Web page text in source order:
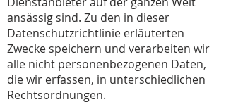
ansässig sind. Zu den in dieser
Datenschutzrichtlinie erläuterten
Zwecke speichern und verarbeiten wir
alle nicht personenbezogenen Daten,
die wir erfassen, in unterschiedlichen
Rechtsordnungen.